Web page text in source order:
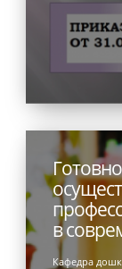
в
Кафедра